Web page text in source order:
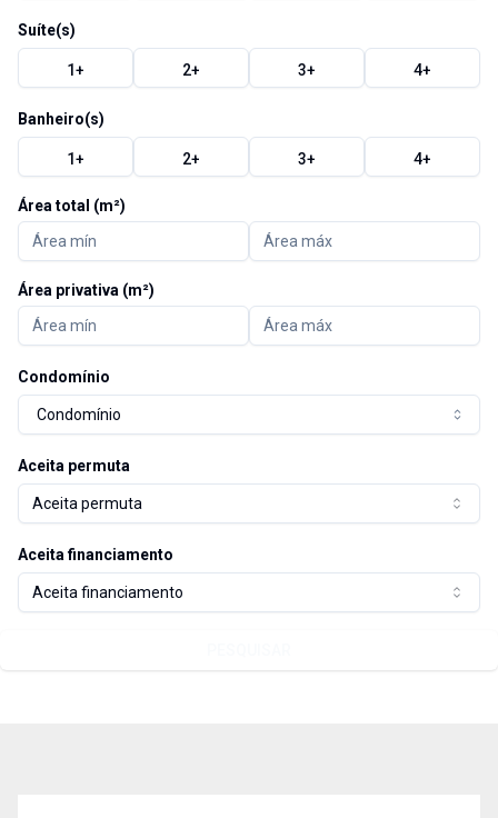
Suíte(s)
1+ 2+ 3+ 4+
Banheiro(s)
1+ 2+ 3+ 4+
Área total (m²)
Área privativa (m²)
Condomínio
Condomínio
Aceita permuta
Aceita permuta
Aceita financiamento
Aceita financiamento